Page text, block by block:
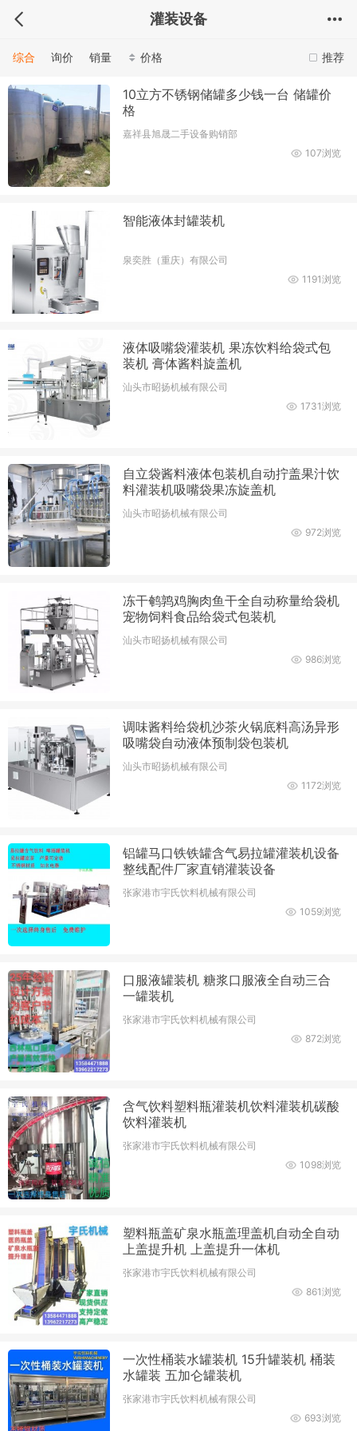
灌装设备
推荐
综合 询价 销量 价格
10立方不锈钢储罐多少钱一台 储罐价
格
嘉祥县旭晟二手设备购销部
107浏览
智能液体封罐装机
泉奕胜（重庆）有限公司
1191浏览
液体吸嘴袋灌装机 果冻饮料给袋式包
装机 膏体酱料旋盖机
汕头市昭扬机械有限公司
1731浏览
自立袋酱料液体包装机自动拧盖果汁饮
料灌装机吸嘴袋果冻旋盖机
汕头市昭扬机械有限公司
972浏览
冻干鹌鹑鸡胸肉鱼干全自动称量给袋机
宠物饲料食品给袋式包装机
汕头市昭扬机械有限公司
986浏览
调味酱料给袋机沙茶火锅底料高汤异形
吸嘴袋自动液体预制袋包装机
汕头市昭扬机械有限公司
1172浏览
铝罐马口铁铁罐含气易拉罐灌装机设备
整线配件厂家直销灌装设备
张家港市宇氏饮料机械有限公司
1059浏览
口服液罐装机 糖浆口服液全自动三合
一罐装机
张家港市宇氏饮料机械有限公司
872浏览
含气饮料塑料瓶灌装机饮料灌装机碳酸
饮料灌装机
张家港市宇氏饮料机械有限公司
1098浏览
塑料瓶盖矿泉水瓶盖理盖机自动全自动
上盖提升机 上盖提升一体机
张家港市宇氏饮料机械有限公司
861浏览
一次性桶装水罐装机 15升罐装机 桶装
水罐装 五加仑罐装机
张家港市宇氏饮料机械有限公司
693浏览